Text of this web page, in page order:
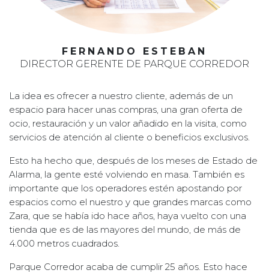
FERNANDO ESTEBAN
DIRECTOR GERENTE DE PARQUE CORREDOR
La idea es ofrecer a nuestro cliente, además de un
espacio para hacer unas compras, una gran oferta de
ocio, restauración y un valor añadido en la visita, como
servicios de atención al cliente o beneficios exclusivos.
Esto ha hecho que, después de los meses de Estado de
Alarma, la gente esté volviendo en masa. También es
importante que los operadores estén apostando por
espacios como el nuestro y que grandes marcas como
Zara, que se había ido hace años, haya vuelto con una
tienda que es de las mayores del mundo, de más de
4.000 metros cuadrados.
Parque Corredor acaba de cumplir 25 años. Esto hace